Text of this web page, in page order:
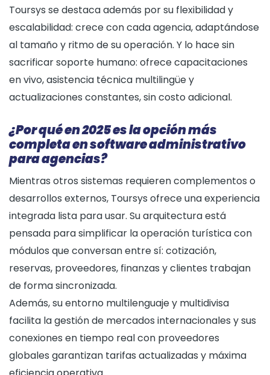
Toursys se destaca además por su flexibilidad y
escalabilidad: crece con cada agencia, adaptándose
al tamaño y ritmo de su operación. Y lo hace sin
sacrificar soporte humano: ofrece capacitaciones
en vivo, asistencia técnica multilingüe y
actualizaciones constantes, sin costo adicional.
¿Por qué en 2025 es la opción más
completa en software administrativo
para agencias?
Mientras otros sistemas requieren complementos o
desarrollos externos, Toursys ofrece una experiencia
integrada lista para usar. Su arquitectura está
pensada para simplificar la operación turística con
módulos que conversan entre sí: cotización,
reservas, proveedores, finanzas y clientes trabajan
de forma sincronizada.
Además, su entorno multilenguaje y multidivisa
facilita la gestión de mercados internacionales y sus
conexiones en tiempo real con proveedores
globales garantizan tarifas actualizadas y máxima